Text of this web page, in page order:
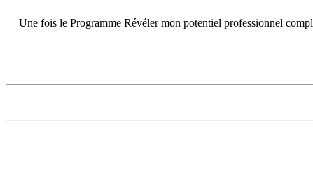
Une fois le Programme Révéler mon potentiel professionnel